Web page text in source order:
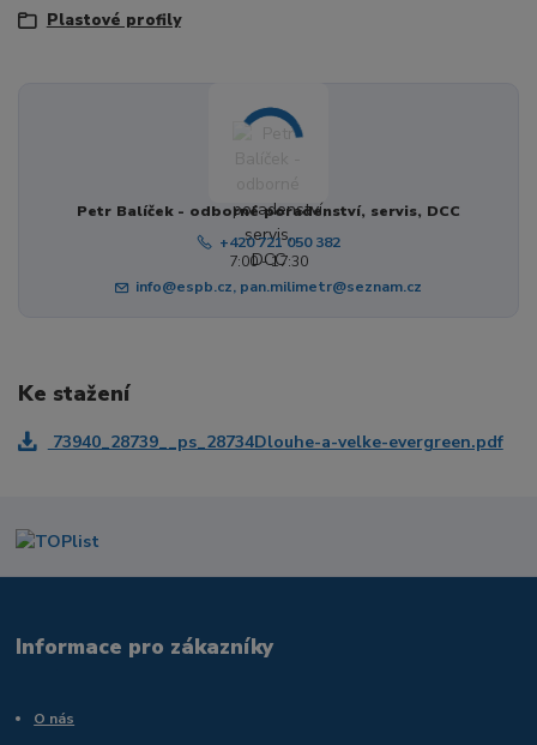
Plastové profily
Petr Balíček - odborné poradenství, servis, DCC
+420 721 050 382
7:00 - 17:30
info@espb.cz, pan.milimetr@seznam.cz
Ke stažení
73940_28739__ps_28734Dlouhe-a-velke-evergreen.pdf
Informace pro zákazníky
O nás